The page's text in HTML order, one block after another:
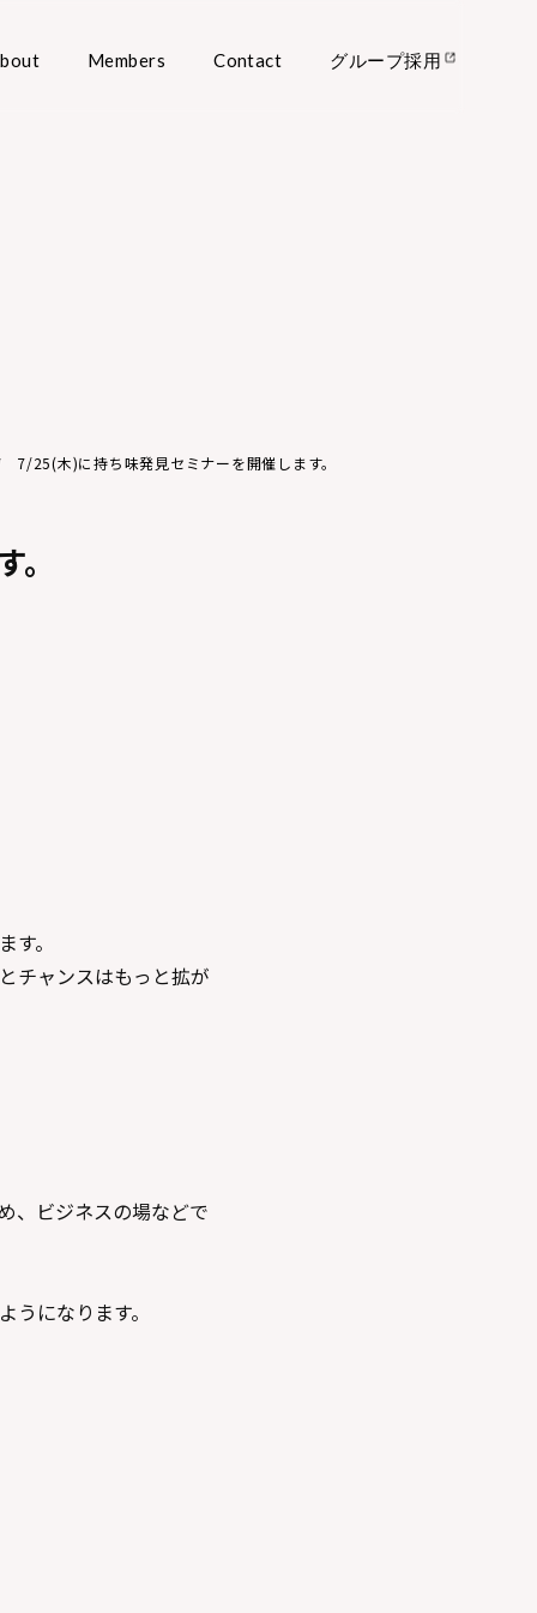
Members Contact グループ採用
7/25(木)に持ち味発見セミナーを開催します。
。
チャンスはもっと拡が
、ビジネスの場などで
になります。